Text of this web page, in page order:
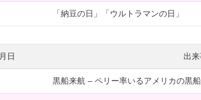
「納豆の日」「ウルトラマンの日」
月日 出
黒船来航 – ペリー率いるアメリカの黒